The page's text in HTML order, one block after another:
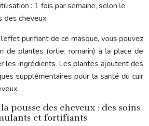
: 1 fois par semaine, selon le
des cheveux.
purifiant de ce masque, vous pouvez
de plantes (ortie, romarin) à la place de
les ingrédients. Les plantes ajoutent des
supplémentaires pour la santé du cuir
pousse des cheveux : des soins
et fortifiants